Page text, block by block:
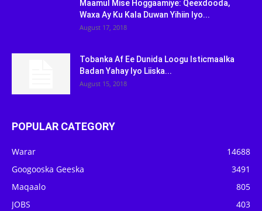
Maamul Mise Hoggaamiye: Qeexdooda,
Waxa Ay Ku Kala Duwan Yihiin Iyo...
August 17, 2018
Tobanka Af Ee Dunida Loogu Isticmaalka
Badan Yahay Iyo Liiska...
August 15, 2018
POPULAR CATEGORY
Warar
14688
Googooska Geeska
3491
Maqaalo
805
JOBS
403